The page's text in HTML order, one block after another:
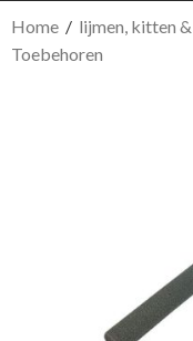
Home / lijmen, kitten
Toebehoren